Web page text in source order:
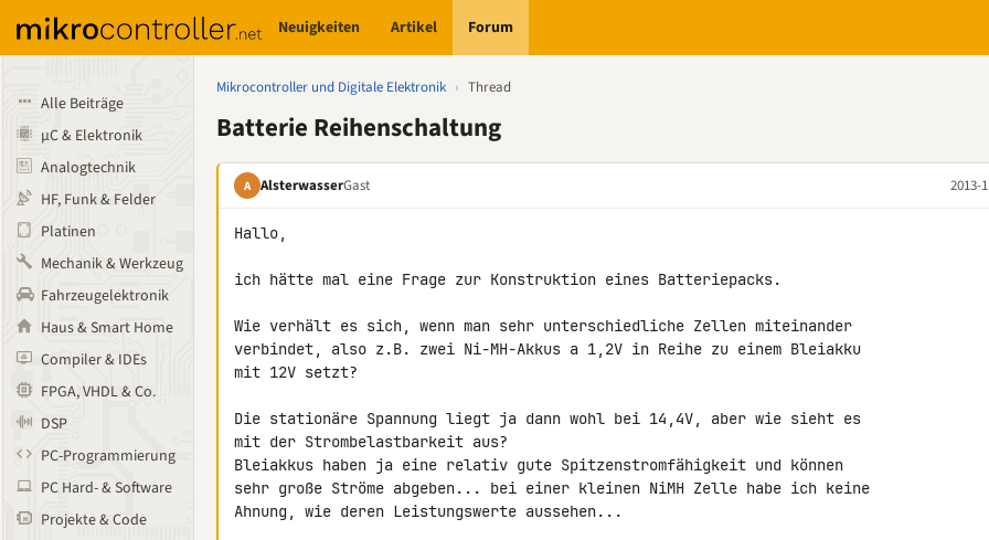
Neuigkeiten Artikel Forum
Alle Beiträge
µC & Elektronik
Analogtechnik
HF, Funk & Felder
Platinen
Mechanik & Werkzeug
Fahrzeugelektronik
Haus & Smart Home
Compiler & IDEs
FPGA, VHDL & Co.
DSP
PC-Programmierung
PC Hard- & Software
Projekte & Code
Mikrocontroller und Digitale Elektronik › Thread
Batterie Reihenschaltung
A AlsterwasserGast 2013-
Hallo,
ich hätte mal eine Frage zur Konstruktion eines Batteriepacks.
Wie verhält es sich, wenn man sehr unterschiedliche Zellen miteinander
verbindet, also z.B. zwei Ni-MH-Akkus a 1,2V in Reihe zu einem Bleiakku
mit 12V setzt?
Die stationäre Spannung liegt ja dann wohl bei 14,4V, aber wie sieht es
mit der Strombelastbarkeit aus?
Bleiakkus haben ja eine relativ gute Spitzenstromfähigkeit und können
sehr große Ströme abgeben... bei einer kleinen NiMH Zelle habe ich keine
Ahnung, wie deren Leistungswerte aussehen...